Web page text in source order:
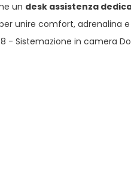
un desk assistenza
unire comfort, adrenalina e
- Sistemazione in camera